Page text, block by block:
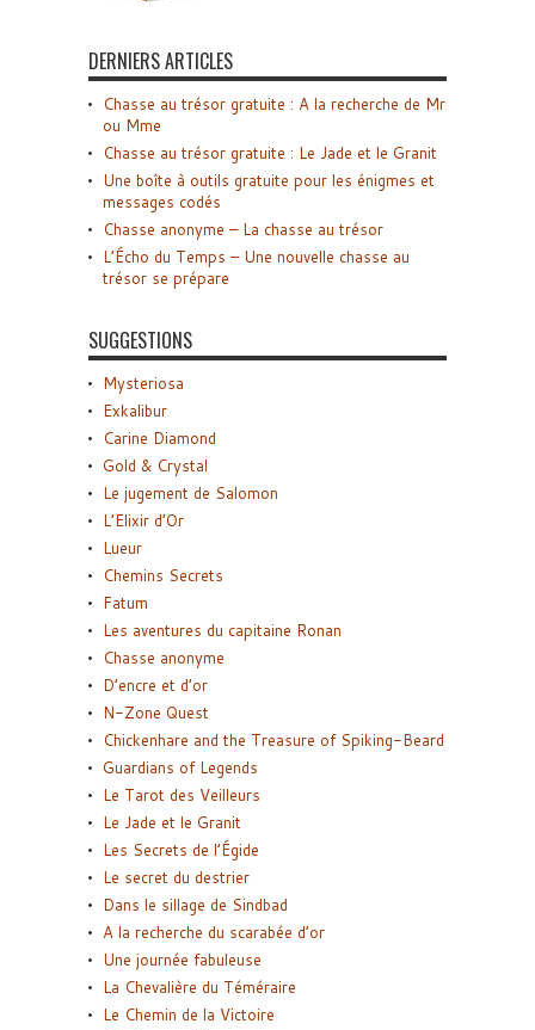
DERNIERS ARTICLES
Chasse au trésor gratuite : A la recherche de Mr
ou Mme
Chasse au trésor gratuite : Le Jade et le Granit
Une boîte à outils gratuite pour les énigmes et
messages codés
Chasse anonyme – La chasse au trésor
L’Écho du Temps – Une nouvelle chasse au
trésor se prépare
SUGGESTIONS
Mysteriosa
Exkalibur
Carine Diamond
Gold & Crystal
Le jugement de Salomon
L’Elixir d’Or
Lueur
Chemins Secrets
Fatum
Les aventures du capitaine Ronan
Chasse anonyme
D’encre et d’or
N-Zone Quest
Chickenhare and the Treasure of Spiking-Beard
Guardians of Legends
Le Tarot des Veilleurs
Le Jade et le Granit
Les Secrets de l’Égide
Le secret du destrier
Dans le sillage de Sindbad
A la recherche du scarabée d’or
Une journée fabuleuse
La Chevalière du Téméraire
Le Chemin de la Victoire